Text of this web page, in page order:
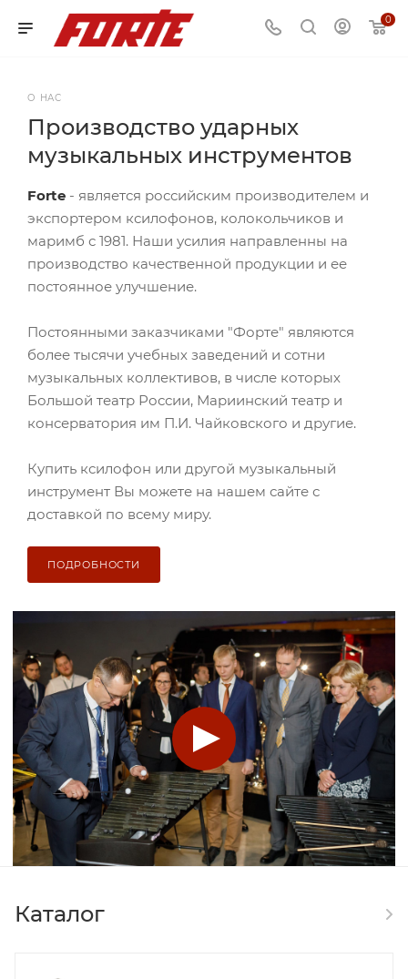
0
О НАС
Производство ударных
музыкальных инструментов
Forte - является российским производителем и
экспортером ксилофонов, колокольчиков и
маримб с 1981. Наши усилия направленны на
производство качественной продукции и ее
постоянное улучшение.
Постоянными заказчиками "Форте" являются
более тысячи учебных заведений и сотни
музыкальных коллективов, в числе которых
Большой театр России, Мариинский театр и
консерватория им П.И. Чайковского и другие.
Купить ксилофон или другой музыкальный
инструмент Вы можете на нашем сайте с
доставкой по всему миру.
ПОДРОБНОСТИ
Каталог